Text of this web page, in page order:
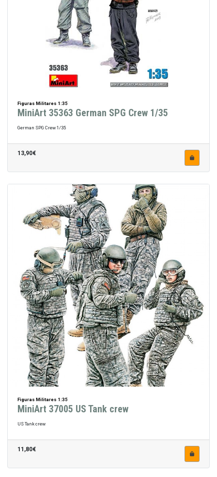
Figuras Militares 1:35
MiniArt 35363 German SPG Crew 1/35
German SPG Crew 1/35
13,90€
Figuras Militares 1:35
MiniArt 37005 US Tank crew
US Tank crew
11,80€